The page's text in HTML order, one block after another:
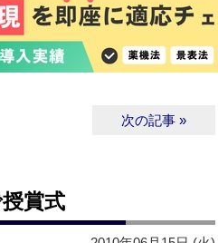
次の記事 »
賞式